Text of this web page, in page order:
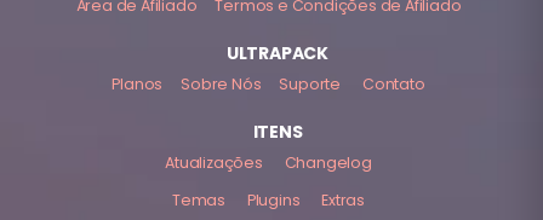
Área de Afiliado Termos e Condições de Afiliado
ULTRAPACK
Planos Sobre Nós Suporte Contato
ITENS
Atualizações
Changelog
Temas
Plugins Extras